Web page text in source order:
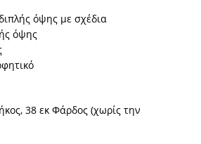
όψης με σχέδια
όψης
38 εκ Φάρδος (χωρίς την